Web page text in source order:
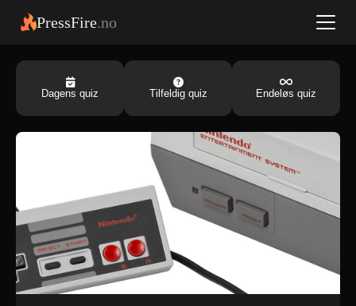
PressFire.no
Dagens quiz Tilfeldig quiz Endeløs quiz